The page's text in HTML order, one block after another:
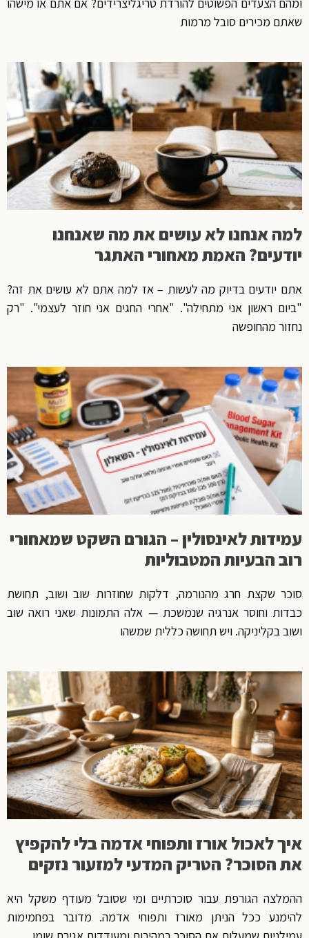
שאתם מכירים סובל מרמות
למה אנחנו לא עושים את מה שאנחנו
יודעים? האמת מאחורי האתגר
אתם יודעים בדיוק מה לעשות – אז למה אתם לא עושים את זה?
"ביום ראשון אני מתחילה". "אחרי החגים אני חוזר לעצמי". "רק
נחזור מהחופשה
עמידות לאינסולין – הגורם השקט שמאחורי
רוב הבעיות המטבוליות
סוכר שקצת חרג מהנורמה, דלקות שחוזרות שוב ושוב, תחושת
כבדות וחוסר אנרגיה שנמשכת — אלה התמונות שאני רואה שוב
ושוב בקליניקה. ויש תחושה כללית שמשהו
איך לאכול אורז ותפוחי אדמה בלי להקפיץ
את הסוכר? הטריק המדעי למזעור נזקים
ההמלצה הגורפת עבור סוכרתיים ומי שסובל מעודף משקל היא
להימנע ככל הניתן מאורז ותפוחי אדמה. מדובר בפחמימות